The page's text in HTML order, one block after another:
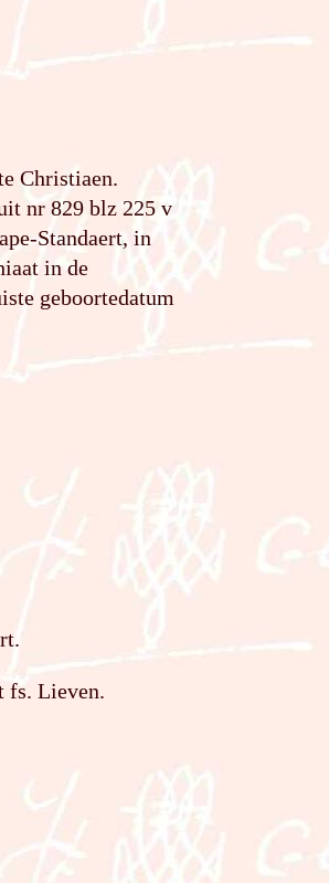
Christiaen.
nr 829 blz 225 v
Standaert, in
in de
geboortedatum
fs. Lieven.